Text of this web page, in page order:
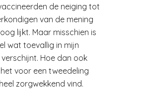
de neiging tot
van de mening
lijkt. Maar misschien is
wat toevallig in mijn
Hoe dan ook
voor een tweedeling
zorgwekkend vind.